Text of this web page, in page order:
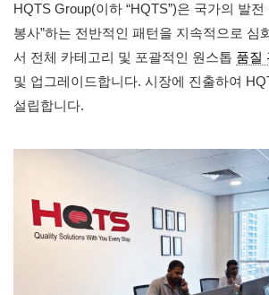
HQTS Group(이하 “HQTS”)은 국가의 발전
봉사”하는 전반적인 패턴을 지속적으로 심
서 전체 카테고리 및 포괄적인 원스톱 품질
및 업그레이드합니다. 시장에 진출하여
설립합니다.